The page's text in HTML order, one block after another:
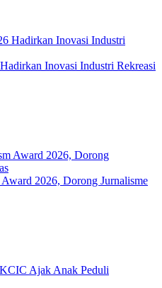
Inovasi Industri Rekreasi
2026, Dorong Jurnalisme